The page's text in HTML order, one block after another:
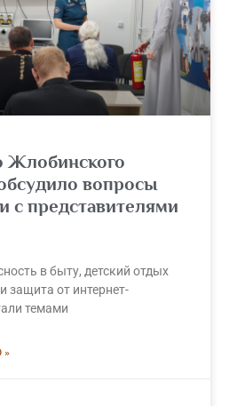
Жлобинского
вопросы
с представителями
в быту, детский отдых
защита от интернет-
темами
»